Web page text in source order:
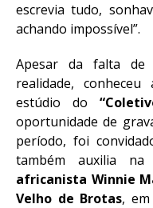
escrevia tudo,
achando impossível”.
Apesar da falta de
realidade,
estúdio do
oportunidade de
período, foi
também auxilia na
africanista Winnie
Velho de Brotas, em